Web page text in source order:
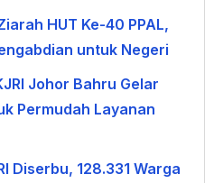
HUT Ke-40 PPAL,
untuk Negeri
Johor Bahru Gelar
Permudah Layanan
Diserbu, 128.331 Warga